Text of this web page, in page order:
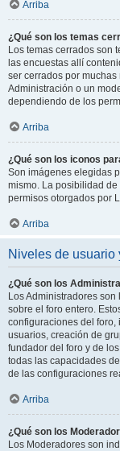
Arriba
¿Qué son los temas
Los temas cerrados son
las encuestas allí
ser cerrados por
Administración o un
dependiendo de los
Arriba
¿Qué son los iconos
Son imágenes elegidas
mismo. La posibilidad
permisos otorgados por
Arriba
Niveles de usuario
¿Qué son los
Los Administradores
sobre el foro entero.
configuraciones del
usuarios, creación de
fundador del foro y de
todas las capacidades
de las configuraciones
Arriba
¿Qué son los
Los Moderadores son